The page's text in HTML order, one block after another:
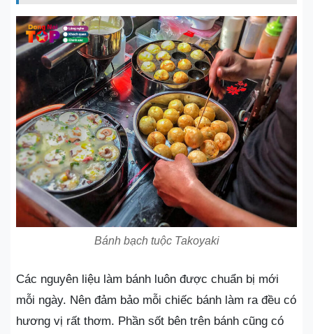
Bánh bạch tuộc Takoyaki
Các nguyên liệu làm bánh luôn được chuẩn bị mới
mỗi ngày. Nên đảm bảo mỗi chiếc bánh làm ra đều có
hương vị rất thơm. Phần sốt bên trên bánh cũng có